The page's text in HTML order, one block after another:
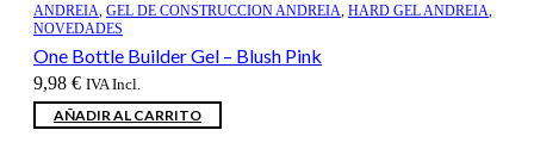
ANDREIA, GEL DE CONSTRUCCION ANDREIA, HARD GEL ANDREIA,
NOVEDADES
One Bottle Builder Gel – Blush Pink
9,98 € IVA Incl.
AÑADIR AL CARRITO